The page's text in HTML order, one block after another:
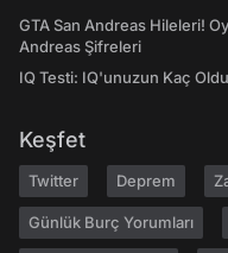
GTA San Andreas Hileleri!
Andreas Şifreleri
IQ Testi: IQ'unuzun Kaç
Keşfet
Twitter Deprem
Günlük Burç Yorumları